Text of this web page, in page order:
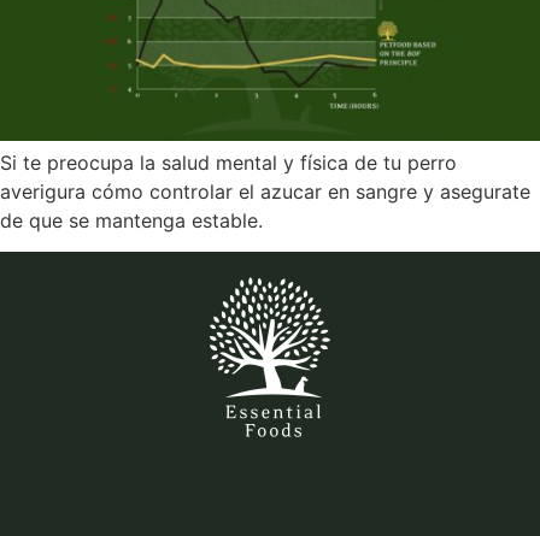
Si te preocupa la salud mental y física de tu perro
averigura cómo controlar el azucar en sangre y asegurate
de que se mantenga estable.